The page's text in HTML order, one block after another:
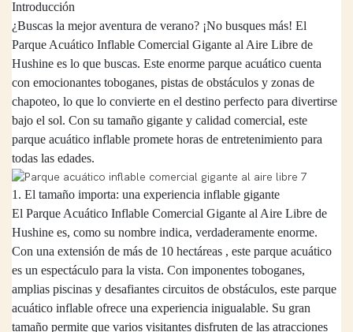
Introducción
¿Buscas la mejor aventura de verano? ¡No busques más! El
Parque Acuático Inflable Comercial Gigante al Aire Libre de
Hushine es lo que buscas. Este enorme parque acuático cuenta
con emocionantes toboganes, pistas de obstáculos y zonas de
chapoteo, lo que lo convierte en el destino perfecto para divertirse
bajo el sol. Con su tamaño gigante y calidad comercial, este
parque acuático inflable promete horas de entretenimiento para
todas las edades.
1. El tamaño importa: una experiencia inflable gigante
El Parque Acuático Inflable Comercial Gigante al Aire Libre de
Hushine es, como su nombre indica, verdaderamente enorme.
Con una extensión de más de 10 hectáreas , este parque acuático
es un espectáculo para la vista. Con imponentes toboganes,
amplias piscinas y desafiantes circuitos de obstáculos, este parque
acuático inflable ofrece una experiencia inigualable. Su gran
tamaño permite que varios visitantes disfruten de las atracciones